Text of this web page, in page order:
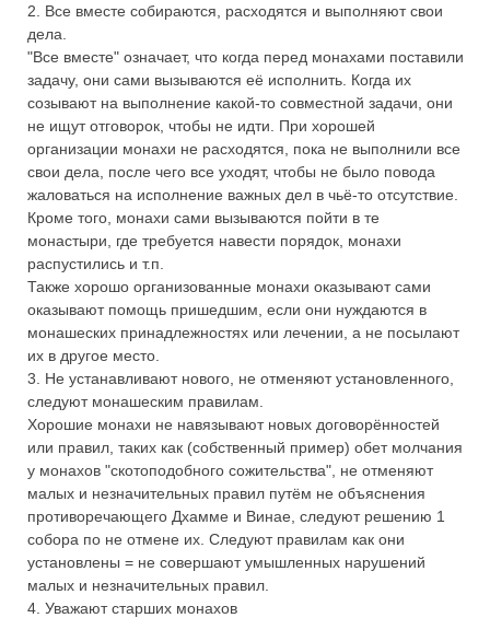
2. Все вместе собираются, расходятся и выполняют свои
дела.
"Все вместе" означает, что когда перед монахами поставили
задачу, они сами вызываются её исполнить. Когда их
созывают на выполнение какой-то совместной задачи, они
не ищут отговорок, чтобы не идти. При хорошей
организации монахи не расходятся, пока не выполнили все
свои дела, после чего все уходят, чтобы не было повода
жаловаться на исполнение важных дел в чьё-то отсутствие.
Кроме того, монахи сами вызываются пойти в те
монастыри, где требуется навести порядок, монахи
распустились и т.п.
Также хорошо организованные монахи оказывают сами
оказывают помощь пришедшим, если они нуждаются в
монашеских принадлежностях или лечении, а не посылают
их в другое место.
3. Не устанавливают нового, не отменяют установленного,
следуют монашеским правилам.
Хорошие монахи не навязывают новых договорённостей
или правил, таких как (собственный пример) обет молчания
у монахов "скотоподобного сожительства", не отменяют
малых и незначительных правил путём не объяснения
противоречающего Дхамме и Винае, следуют решению 1
собора по не отмене их. Следуют правилам как они
установлены = не совершают умышленных нарушений
малых и незначительных правил.
4. Уважают старших монахов